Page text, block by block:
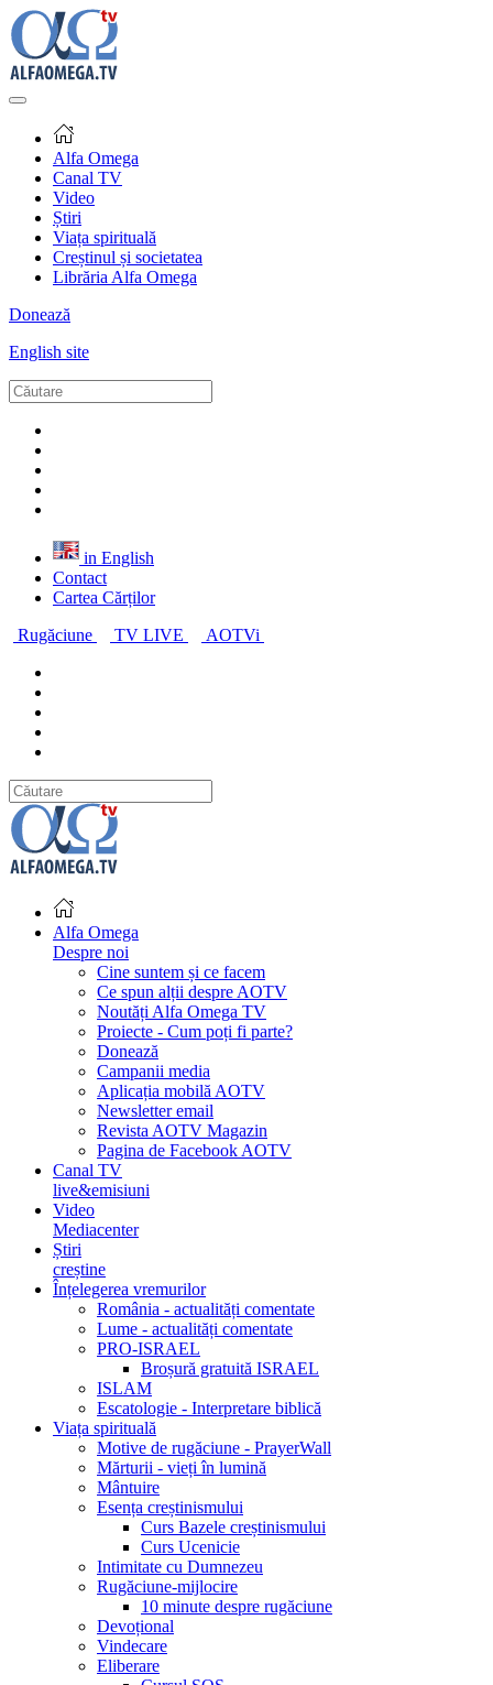
Alfa Omega
Canal TV
Video
Știri
Viața spirituală
Creștinul și societatea
Librăria Alfa Omega
Donează
English site
in English
Contact
Cartea Cărților
Rugăciune
TV LIVE AOTVi
Alfa Omega
Despre noi
Cine suntem și ce facem
Ce spun alții despre AOTV
Noutăți Alfa Omega TV
Proiecte - Cum poți fi parte?
Donează
Campanii media
Aplicația mobilă AOTV
Newsletter email
Revista AOTV Magazin
Pagina de Facebook AOTV
Canal TV
live&emisiuni
Video
Mediacenter
Știri
creștine
Înțelegerea vremurilor
România - actualități comentate
Lume - actualități comentate
PRO-ISRAEL
Broșură gratuită ISRAEL
ISLAM
Escatologie - Interpretare biblică
Viața spirituală
Motive de rugăciune - PrayerWall
Mărturii - vieți în lumină
Mântuire
Esența creștinismului
Curs Bazele creștinismului
Curs Ucenicie
Intimitate cu Dumnezeu
Rugăciune-mijlocire
10 minute despre rugăciune
Devoțional
Vindecare
Eliberare